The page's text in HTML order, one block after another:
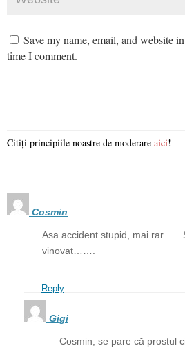
Save my name, email, and website
time I comment.
Citiți principiile noastre de moderare aici!
Cosmin
Asa accident stupid, mai
vinovat…….
Reply
Gigi
Cosmin, se pare că prostul